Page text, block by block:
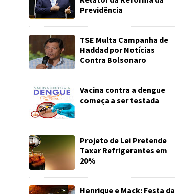
Previdência
TSE Multa Campanha de
Haddad por Notícias
Contra Bolsonaro
Vacina contra a dengue
começa a ser testada
Projeto de Lei Pretende
Taxar Refrigerantes em
20%
Henrique e Mack: Festa da